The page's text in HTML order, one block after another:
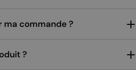
ma commande ?
?